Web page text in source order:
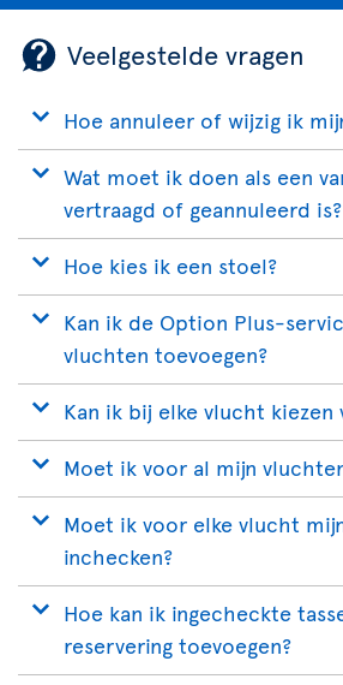
Veelgestelde vragen
Hoe annuleer of wijzig ik
Wat moet ik doen als een
vertraagd of geannuleerd is?
Hoe kies ik een stoel?
Kan ik de Option Plus-
vluchten toevoegen?
Kan ik bij elke vlucht kiezen
Moet ik voor al mijn
Moet ik voor elke vlucht
inchecken?
Hoe kan ik ingecheckte
reservering toevoegen?